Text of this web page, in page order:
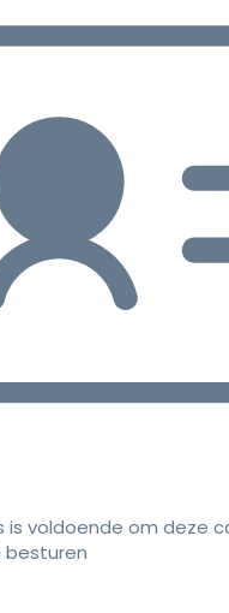
is voldoende om deze
besturen